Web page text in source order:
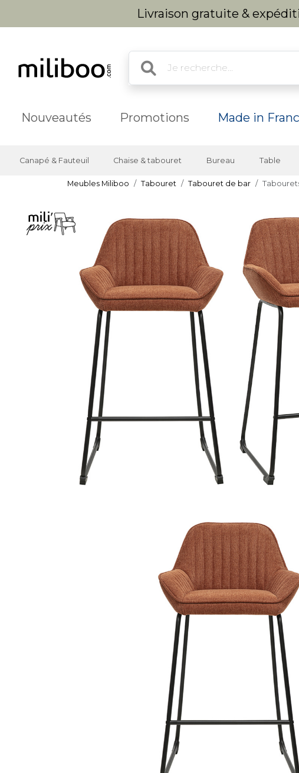
Livraison gratuite &
Nouveautés Promotions Made in
Canapé & Fauteuil Chaise & tabouret Bureau Table
Meubles Miliboo Tabouret Tabouret de bar